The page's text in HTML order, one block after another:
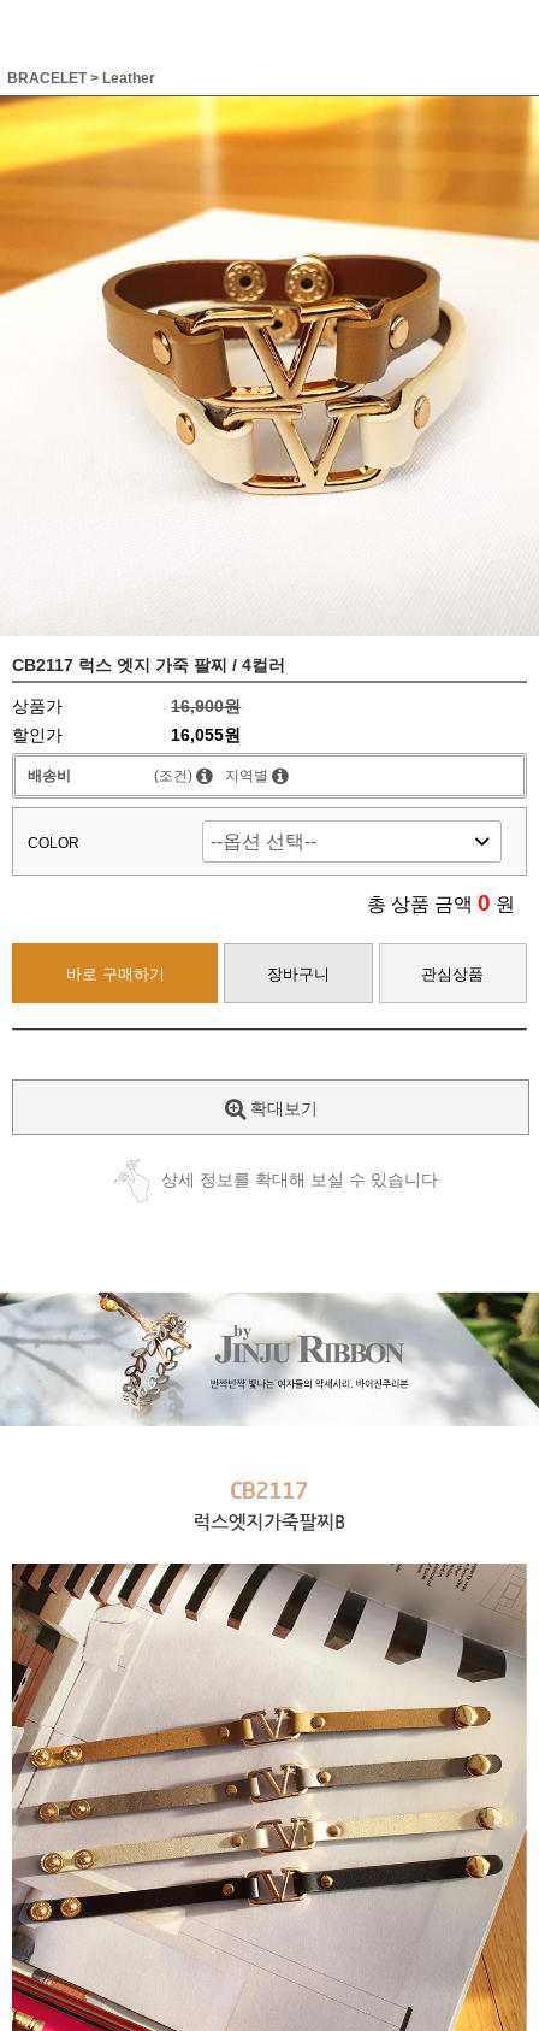
BRACELET> Leather
CB2117 럭스 엣지 가죽 팔찌 / 4컬러
상품가
16,900원
할인가
16,055원
배송비 (조건) 지역별
COLOR
총 상품 금액 0 원
바로 구매하기 장바구니 관심상품
확대보기
상세 정보를 확대해 보실 수 있습니다